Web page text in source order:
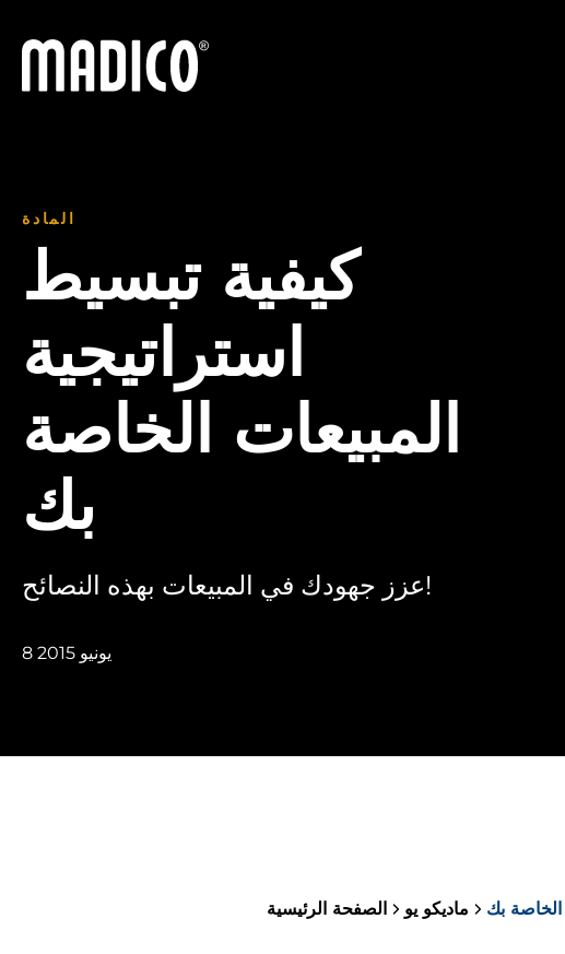
ماديكو
المادة
كيفية تبسيط
استراتيجية
المبيعات الخاصة
بك
عزز جهودك في المبيعات بهذه النصائح!
8 يونيو 2015
الصفحة الرئيسية ماديكو يو الخاصة بك